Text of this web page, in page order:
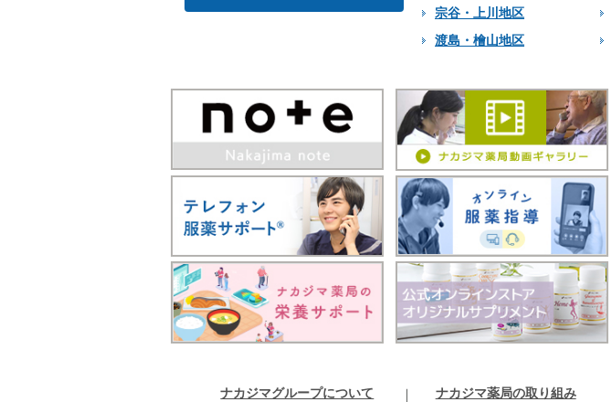
宗谷・上川地区
渡島・檜山地区
ナカジマグループについて ナカジマ薬局の取り組み